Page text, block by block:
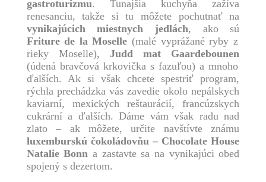
gastroturizmu. Tunajšia kuchyňa zažíva
renesanciu, takže si tu môžete pochutnať na
vynikajúcich miestnych jedlách, ako sú
Friture de la Moselle (malé vyprážané ryby z
rieky Moselle), Judd mat Gaardebounen
(údená bravčová krkovička s fazuľou) a mnoho
ďalších. Ak si však chcete spestriť program,
rýchla prechádzka vás zavedie okolo nepálskych
kaviarní, mexických reštaurácií, francúzskych
cukrární a ďalších. Dáme vám však radu nad
zlato – ak môžete, určite navštívte známu
luxemburskú čokoládovňu – Chocolate House
Natalie Bonn a zastavte sa na vynikajúci obed
spojený s dezertom.